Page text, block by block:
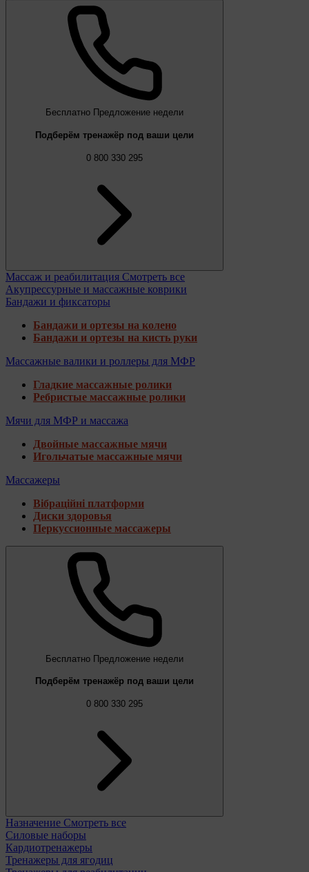
Бесплатно Предложение недели
Подберём тренажёр под ваши цели
0 800 330 295
Массаж и реабилитация Смотреть все
Акупрессурные и массажные коврики
Бандажи и фиксаторы
Бандажи и ортезы на колено
Бандажи и ортезы на кисть руки
Массажные валики и роллеры для МФР
Гладкие массажные ролики
Ребристые массажные ролики
Мячи для МФР и массажа
Двойные массажные мячи
Игольчатые массажные мячи
Массажеры
Вібраційні платформи
Диски здоровья
Перкуссионные массажеры
Бесплатно Предложение недели
Подберём тренажёр под ваши цели
0 800 330 295
Назначение Смотреть все
Силовые наборы
Кардиотренажеры
Тренажеры для ягодиц